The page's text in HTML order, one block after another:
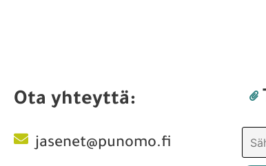
Ota yhteyttä:
jasenet@punomo.fi